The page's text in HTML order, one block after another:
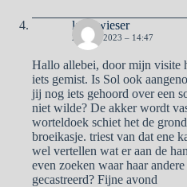
lady wieser
23 MEI 2023 – 14:47
Hallo allebei, door mijn visite
iets gemist. Is Sol ook
jij nog iets gehoord over een
niet wilde? De akker wordt
worteldoek schiet het de
broeikasje. triest van dat ene
wel vertellen wat er aan de
even zoeken waar haar
gecastreerd? Fijne avond